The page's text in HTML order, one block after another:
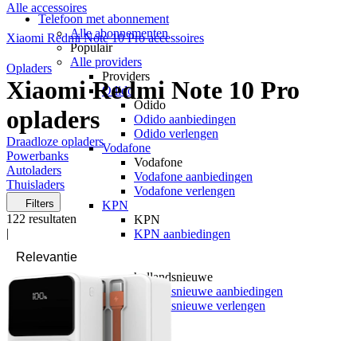
Telefoon met abonnement
Alle abonnementen
Populair
Alle providers
Providers
Odido
Odido
Odido aanbiedingen
Odido verlengen
Vodafone
Vodafone
Vodafone aanbiedingen
Vodafone verlengen
KPN
KPN
KPN aanbiedingen
hollandsnieuwe
hollandsnieuwe aanbiedingen
hollandsnieuwe verlengen
Alle accessoires
Xiaomi Redmi Note 10 Pro accessoires
Opladers
Xiaomi Redmi Note 10 Pro
opladers
Draadloze opladers
Powerbanks
Autoladers
Thuisladers
Filters
122 resultaten
|